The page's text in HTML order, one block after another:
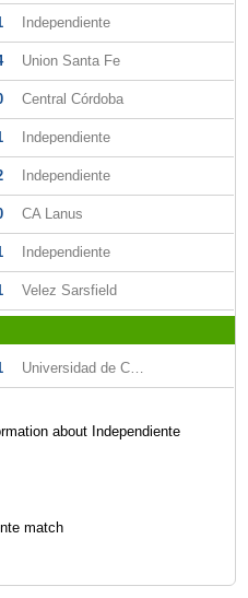
Independiente
Union Santa Fe
Central Córdoba
Independiente
Independiente
CA Lanus
Independiente
Velez Sarsfield
Universidad de Chile
about Independiente
match